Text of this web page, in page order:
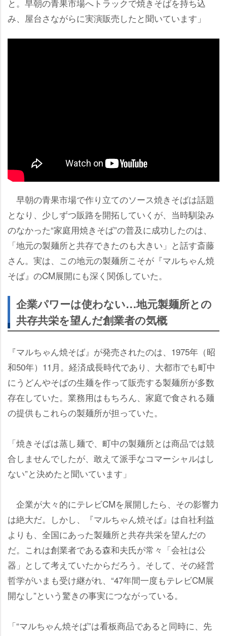
と。早朝の青果市場へトラックで焼きそばを持ち込
み、屋台さながらに実演販売したと聞いています」
早朝の青果市場で作り立てのソース焼きそばは話題
となり、少しずつ販路を開拓していくが、当時馴染み
のなかった“家庭用焼きそば”の普及に成功したのは、
「地元の製麺所と共存できたのも大きい」と話す斎藤
さん。実は、この地元の製麺所こそが『マルちゃん焼
そば』のCM展開にも深く関係していた。
企業パワーは使わない…地元製麺所との
共存共栄を望んだ創業者の気概
『マルちゃん焼そば』が発売されたのは、1975年（昭
和50年）11月。経済成長時代であり、大都市でも町中
にうどんやそばの生麺を作って販売する製麺所が多数
存在していた。業務用はもちろん、家庭で食される麺
の提供もこれらの製麺所が担っていた。
「焼きそばは蒸し麺で、町中の製麺所とは商品では競
合しませんでしたが、敢えて派手なコマーシャルはし
ない”と決めたと聞いています」
企業が大々的にテレビCMを展開したら、その影響力
は絶大だ。しかし、『マルちゃん焼そば』は自社利益
よりも、全国にあった製麺所と共存共栄を望んだの
だ。これは創業者である森和夫氏が常々「会社は公
器」として考えていたからだろう。そして、その経営
哲学がいまも受け継がれ、“47年間一度もテレビCM展
開なし”という驚きの事実につながっている。
「“マルちゃん焼そば”は看板商品であると同時に、先